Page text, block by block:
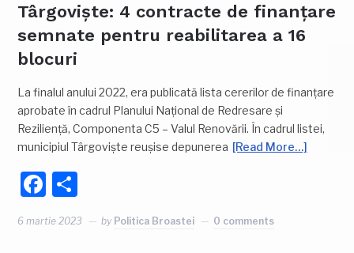
Târgoviște: 4 contracte de finanțare
semnate pentru reabilitarea a 16
blocuri
La finalul anului 2022, era publicată lista cererilor de finanțare
aprobate în cadrul Planului Național de Redresare și
Reziliență, Componenta C5 – Valul Renovării. În cadrul listei,
municipiul Târgoviște reușise depunerea [Read More…]
Facebook
6 martie 2023 by Politica Broastei 0 comments